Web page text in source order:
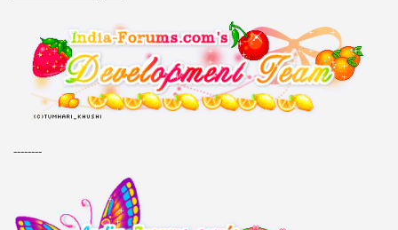
--------